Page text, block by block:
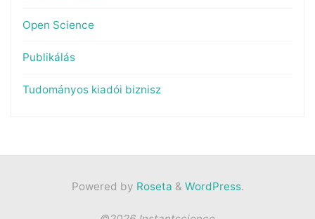
Open Science
Publikálás
Tudományos kiadói biznisz
Powered by Roseta & WordPress.